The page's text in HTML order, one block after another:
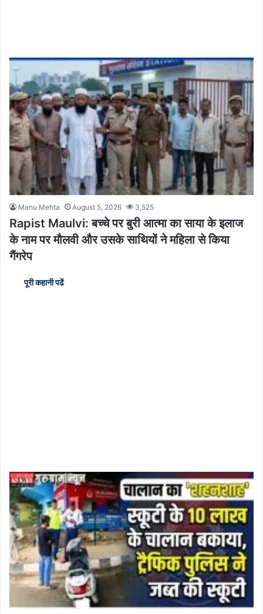
Manu Mehta August 5, 2026 3,525
Rapist Maulvi: बच्चे पर बुरी आत्मा का साया के इलाज
के नाम पर मौलवी और उसके साथियों ने महिला से किया
गैंगरेप
पूरी कहानी पढें